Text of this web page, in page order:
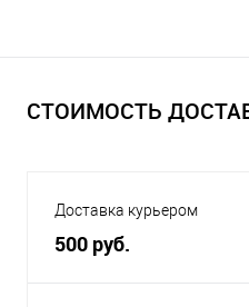
СТОИМОСТЬ
Доставка курьером
500 руб.